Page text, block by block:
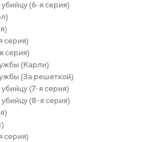
(6-я серия)
серия)
серия)
(Карли)
(За решеткой)
(7-я серия)
(8-я серия)
серия)